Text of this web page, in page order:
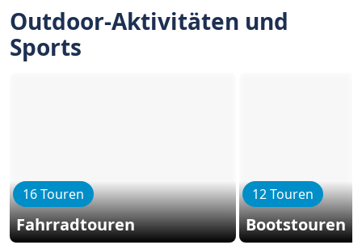
Outdoor-Aktivitäten und
Sports
16 Touren
Fahrradtouren
12 Touren
Bootstouren